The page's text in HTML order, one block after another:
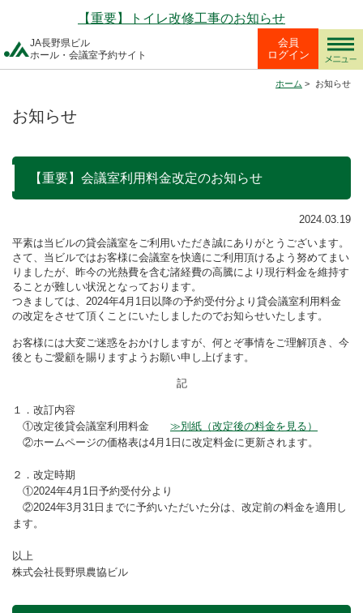
【重要】トイレ改修工事のお知らせ
JA長野県ビル
ホール・会議室予約サイト
会員
ログイン
ホーム > お知らせ
お知らせ
【重要】会議室利用料金改定のお知らせ
2024.03.19
平素は当ビルの貸会議室をご利用いただき誠にありがとうございます。
さて、当ビルではお客様に会議室を快適にご利用頂けるよう努めてまい
りましたが、昨今の光熱費を含む諸経費の高騰により現行料金を維持す
ることが難しい状況となっております。
つきましては、2024年4月1日以降の予約受付分より貸会議室利用料金
の改定をさせて頂くことにいたしましたのでお知らせいたします。
お客様には大変ご迷惑をおかけしますが、何とぞ事情をご理解頂き、今
後ともご愛顧を賜りますようお願い申し上げます。
記
１．改訂内容
①改定後貸会議室利用料金 ≫別紙（改定後の料金を見る）
②ホームページの価格表は4月1日に改定料金に更新されます。
２．改定時期
①2024年4月1日予約受付分より
②2024年3月31日までに予約いただいた分は、改定前の料金を適用し
ます。
以上
株式会社長野県農協ビル